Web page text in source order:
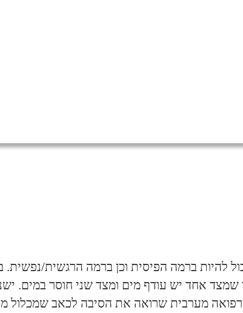
ברמה הפיסית וכן ברמה הרגשית/נפשית.
אחד יש עודף מים ומצד שני חוסר במים.
מערבית שרואה את הסיבה לכאב שמכלול